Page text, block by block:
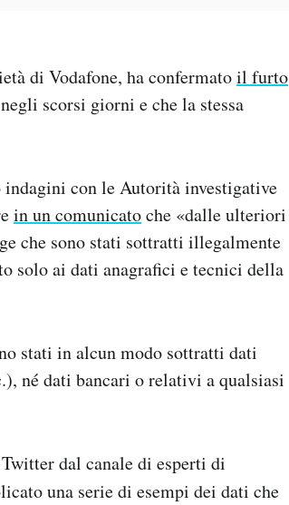
di Vodafone, ha confermatoil furto
scorsi giorni e che la stessa
con le Autorità investigative
in un comunicatoche «dalle ulteriori
che sono stati sottratti illegalmente
solo ai dati anagrafici e tecnici della
stati in alcun modo sottratti dati
né dati bancari o relativi a qualsiasi
dal canale di esperti di
una serie di esempi dei dati che